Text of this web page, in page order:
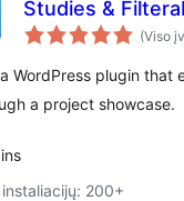
Studies &
(Viso
WordPress plugin that
a project showcase.
200+